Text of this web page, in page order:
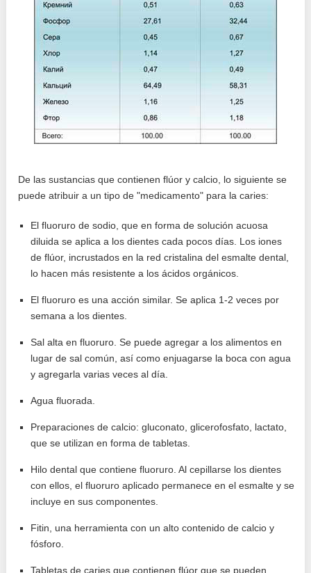
De las sustancias que contienen flúor y calcio, lo siguiente se
puede atribuir a un tipo de "medicamento" para la caries:
El fluoruro de sodio, que en forma de solución acuosa
diluida se aplica a los dientes cada pocos días. Los iones
de flúor, incrustados en la red cristalina del esmalte dental,
lo hacen más resistente a los ácidos orgánicos.
El fluoruro es una acción similar. Se aplica 1-2 veces por
semana a los dientes.
Sal alta en fluoruro. Se puede agregar a los alimentos en
lugar de sal común, así como enjuagarse la boca con agua
y agregarla varias veces al día.
Agua fluorada.
Preparaciones de calcio: gluconato, glicerofosfato, lactato,
que se utilizan en forma de tabletas.
Hilo dental que contiene fluoruro. Al cepillarse los dientes
con ellos, el fluoruro aplicado permanece en el esmalte y se
incluye en sus componentes.
Fitin, una herramienta con un alto contenido de calcio y
fósforo.
Tabletas de caries que contienen flúor que se pueden